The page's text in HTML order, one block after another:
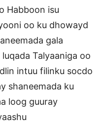
Habboon isu
oo ku dhowayd
gala
Talyaaniga oo
intuu filinku socdo
shaneemada ku
loog guuray